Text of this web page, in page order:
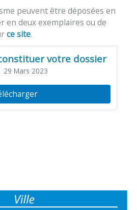
peuvent être déposées en
en deux exemplaires ou de
ce site.
votre dossier
| 29 Mars 2023